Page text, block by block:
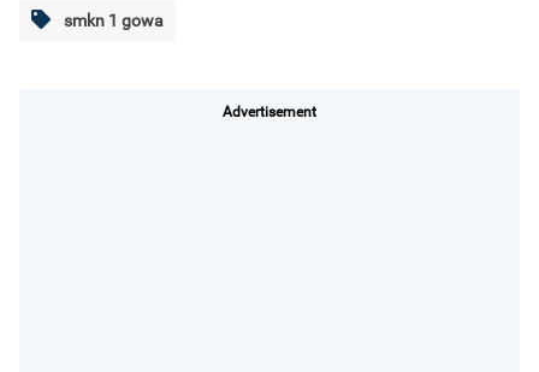
smkn 1 gowa
Advertisement